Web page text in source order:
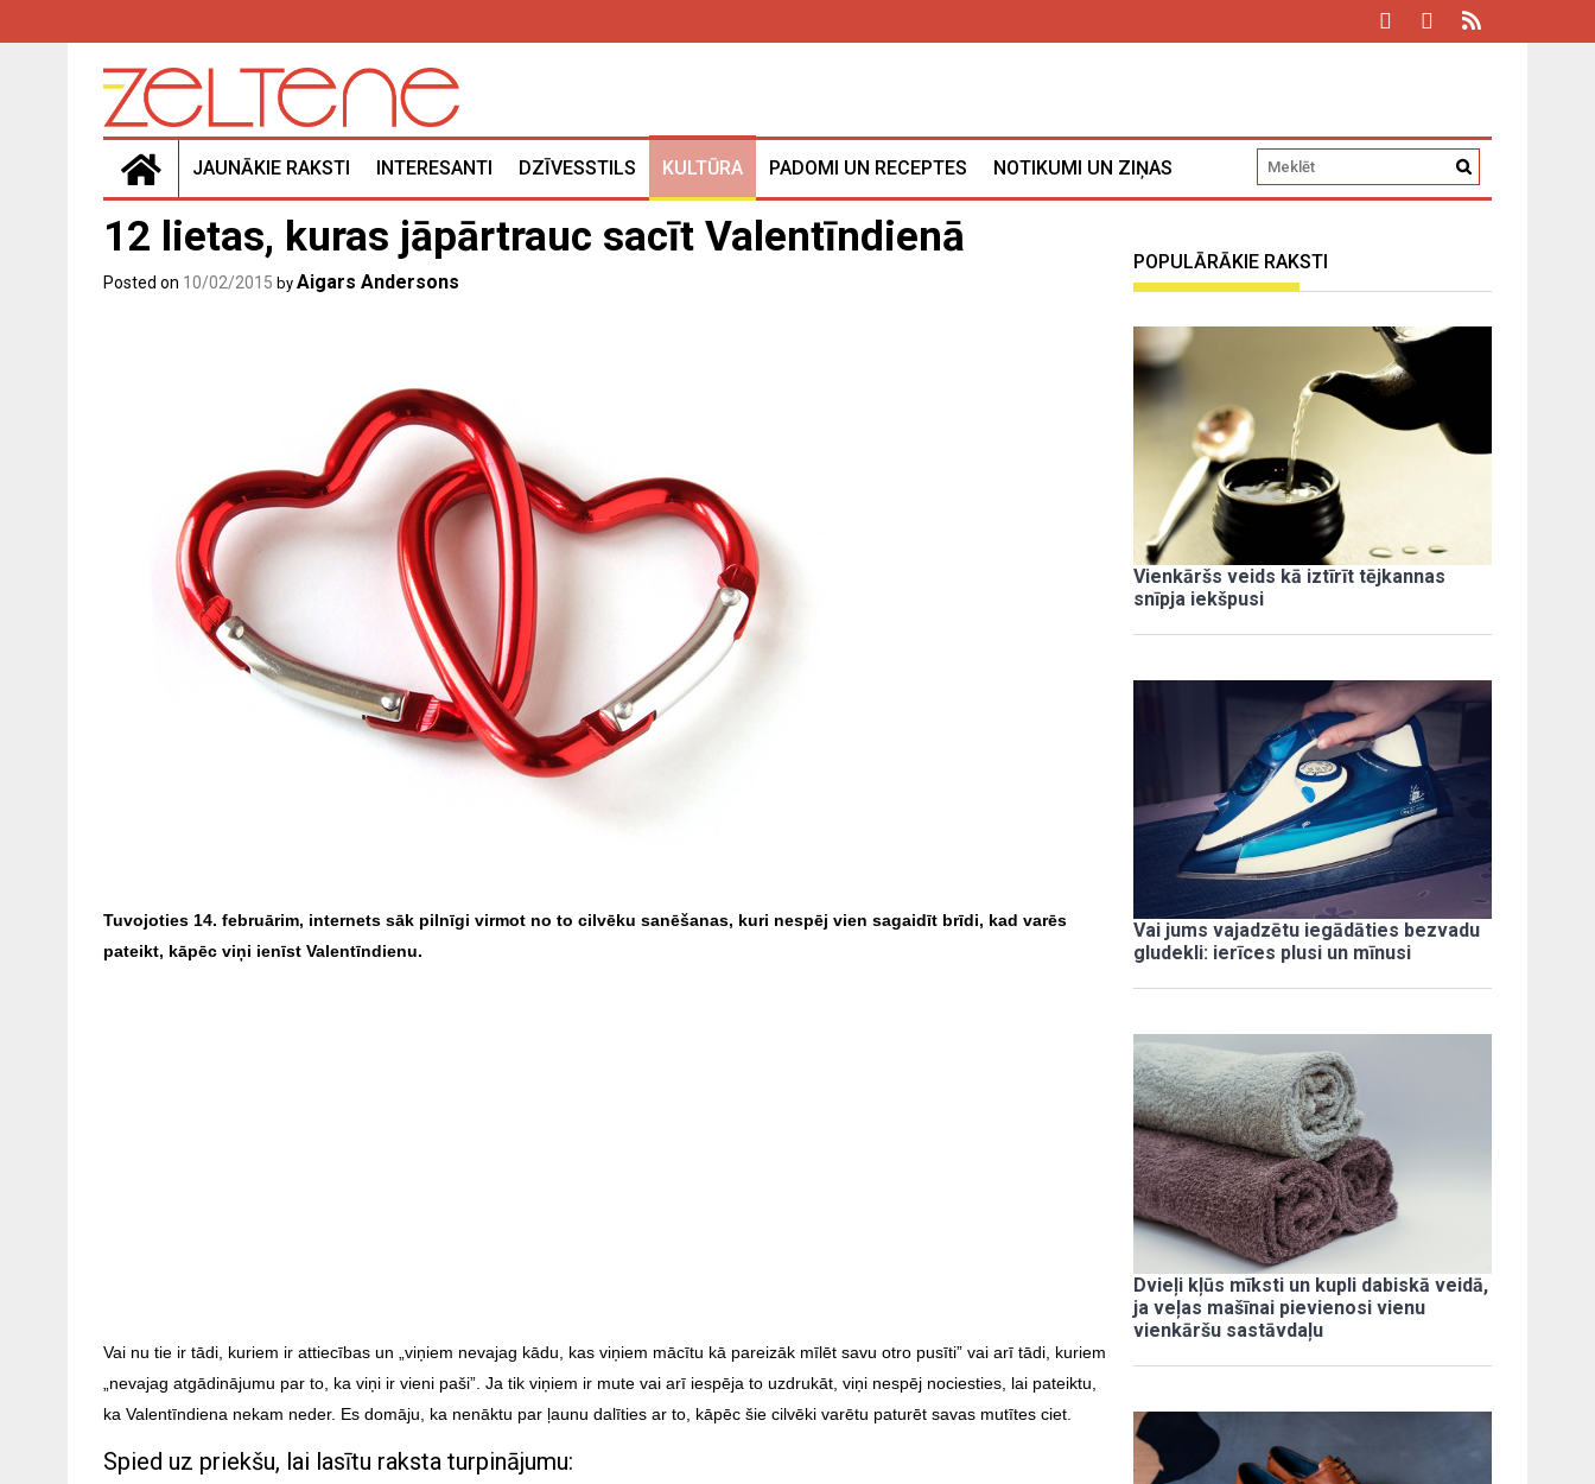
JAUNĀKIE RAKSTI INTERESANTI DZĪVESSTILS KULTŪRA PADOMI UN RECEPTES NOTIKUMI UN ZIŅAS
12 lietas, kuras jāpārtrauc sacīt Valentīndienā
Posted on 10/02/2015 by Aigars Andersons
Tuvojoties 14. februārim, internets sāk pilnīgi virmot no to cilvēku sanēšanas, kuri nespēj vien sagaidīt brīdi, kad varēs
pateikt, kāpēc viņi ienīst Valentīndienu.
Vai nu tie ir tādi, kuriem ir attiecības un „viņiem nevajag kādu, kas viņiem mācītu kā pareizāk mīlēt savu otro pusīti” vai arī tādi, kuriem
„nevajag atgādinājumu par to, ka viņi ir vieni paši”. Ja tik viņiem ir mute vai arī iespēja to uzdrukāt, viņi nespēj nociesties, lai pateiktu,
ka Valentīndiena nekam neder. Es domāju, ka nenāktu par ļaunu dalīties ar to, kāpēc šie cilvēki varētu paturēt savas mutītes ciet.
Spied uz priekšu, lai lasītu raksta turpinājumu:
POPULĀRĀKIE RAKSTI
Vienkāršs veids kā iztīrīt tējkannas
snīpja iekšpusi
Vai jums vajadzētu iegādāties bezvadu
gludekli: ierīces plusi un mīnusi
Dvieļi kļūs mīksti un kupli dabiskā veidā,
ja veļas mašīnai pievienosi vienu
vienkāršu sastāvdaļu